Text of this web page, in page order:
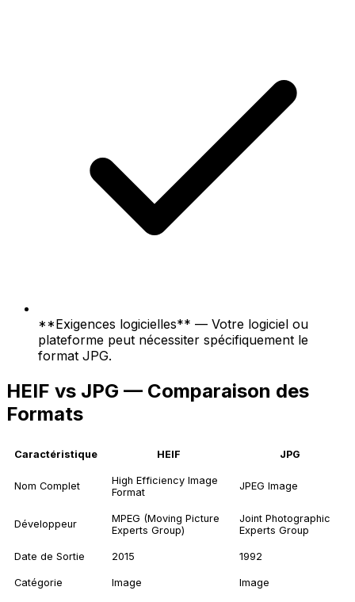
**Exigences logicielles** — Votre logiciel ou
plateforme peut nécessiter spécifiquement le
format JPG.
HEIF vs JPG — Comparaison des
Formats
Caractéristique HEIF JPG
Nom Complet
High Efficiency Image
Format
JPEG Image
Développeur
MPEG (Moving Picture
Experts Group)
Joint Photographic
Experts Group
Date de Sortie 2015 1992
Catégorie Image Image